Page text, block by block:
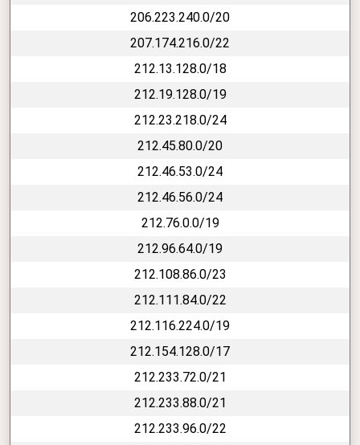
206.223.240.0/20
207.174.216.0/22
212.13.128.0/18
212.19.128.0/19
212.23.218.0/24
212.45.80.0/20
212.46.53.0/24
212.46.56.0/24
212.76.0.0/19
212.96.64.0/19
212.108.86.0/23
212.111.84.0/22
212.116.224.0/19
212.154.128.0/17
212.233.72.0/21
212.233.88.0/21
212.233.96.0/22